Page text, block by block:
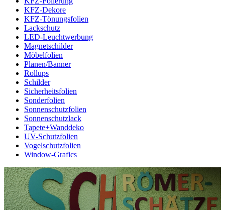
KFZ-Dekore
KFZ-Tönungsfolien
Lackschutz
LED-Leuchtwerbung
Magnetschilder
Möbelfolien
Planen/Banner
Rollups
Schilder
Sicherheitsfolien
Sonderfolien
Sonnenschutzfolien
Sonnenschutzlack
Tapete+Wanddeko
UV-Schutzfolien
Vogelschutzfolien
Window-Grafics